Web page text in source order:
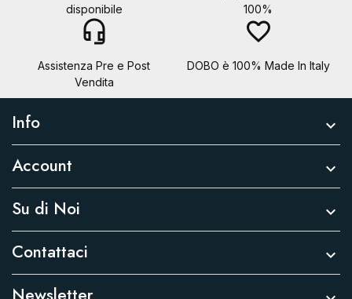
disponibile
100%
headset_mic
Assistenza Pre e Post
Vendita
favorite_border
DOBO è 100% Made In Italy
Info 
Account 
Su di Noi 
Contattaci 